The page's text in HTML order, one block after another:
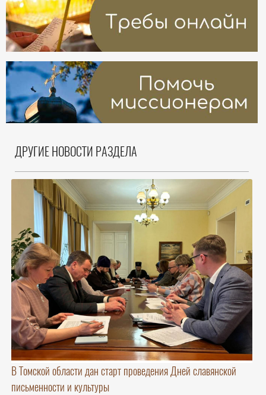
ДРУГИЕ НОВОСТИ РАЗДЕЛА
В Томской области дан старт проведения Дней славянской
письменности и культуры